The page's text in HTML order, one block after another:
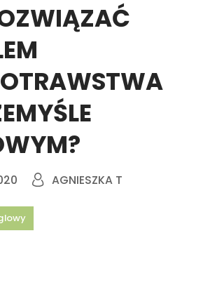
AGNIESZKA T